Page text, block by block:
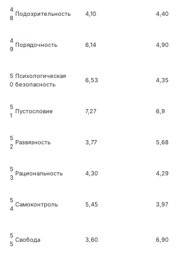
4
8
Подозрительность 4,10 4,40
4
9
Порядочность 6,14 4,90
5
0
Психологическая
безопасность
6,53 4,35
5
1
Пустословие 7,27 6,9
5
2
Развязность 3,77 5,68
5
3
Рациональность 4,30 4,29
5
4
Самоконтроль 5,45 3,97
5
5
Свобода 3,60 6,90